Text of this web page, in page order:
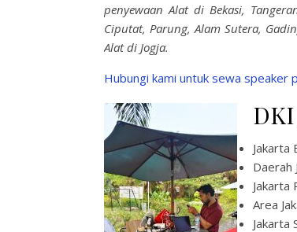
penyewaan Alat di Bekasi,
Ciputat, Parung, Alam Sutera,
Alat di Jogja.
Hubungi kami untuk sewa speaker
Jakarta
Daerah
Jakarta
Area
Jakarta